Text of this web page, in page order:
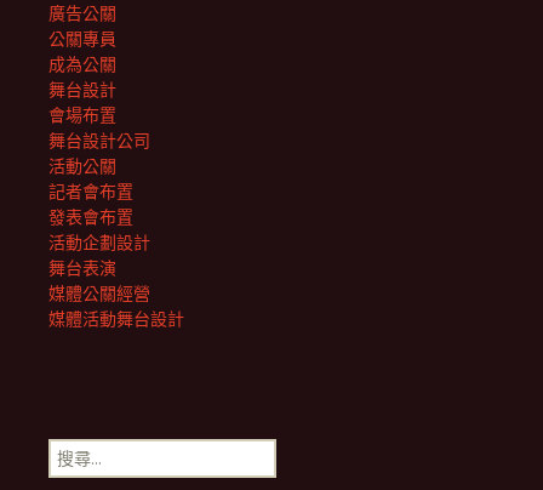
廣告公關
公關專員
成為公關
舞台設計
會場布置
舞台設計公司
活動公關
記者會布置
發表會布置
活動企劃設計
舞台表演
媒體公關經營
媒體活動舞台設計
搜
尋